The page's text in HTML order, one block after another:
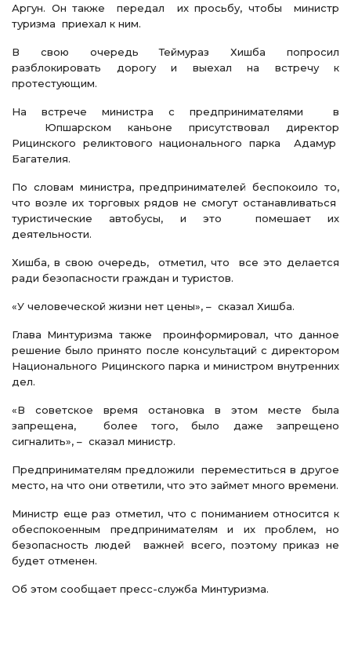
Аргун. Он также передал их просьбу, чтобы министр
туризма приехал к ним.
В свою очередь Теймураз Хишба попросил
разблокировать дорогу и выехал на встречу к
протестующим.
На встрече министра с предпринимателями в
Юпшарском каньоне присутствовал директор
Рицинского реликтового национального парка Адамур
Багателия.
По словам министра, предпринимателей беспокоило то,
что возле их торговых рядов не смогут останавливаться
туристические автобусы, и это помешает их
деятельности.
Хишба, в свою очередь, отметил, что все это делается
ради безопасности граждан и туристов.
«У человеческой жизни нет цены», – сказал Хишба.
Глава Минтуризма также проинформировал, что данное
решение было принято после консультаций с директором
Национального Рицинского парка и министром внутренних
дел.
«В советское время остановка в этом месте была
запрещена, более того, было даже запрещено
сигналить», – сказал министр.
Предпринимателям предложили переместиться в другое
место, на что они ответили, что это займет много времени.
Министр еще раз отметил, что с пониманием относится к
обеспокоенным предпринимателям и их проблем, но
безопасность людей важней всего, поэтому приказ не
будет отменен.
Об этом сообщает пресс-служба Минтуризма.